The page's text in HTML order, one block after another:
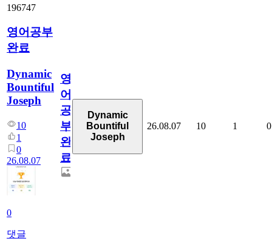
196747
영어공부
완료
Dynamic
Bountiful
Joseph
10
1
0
26.08.07
0
댓글
영
어
공
부
완
료
Dynamic
Bountiful
Joseph
26.08.07 10 1 0